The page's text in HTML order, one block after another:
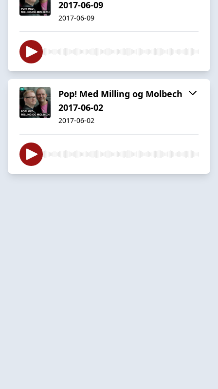
2017-06-09
2017-06-09
Pop! Med Milling og Molbech
2017-06-02
2017-06-02